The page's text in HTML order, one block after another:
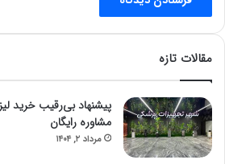
مقالات تازه
پیشنهاد بی‌رقیب خرید
مشاوره رایگان
مرداد ۲, ۱۴۰۴